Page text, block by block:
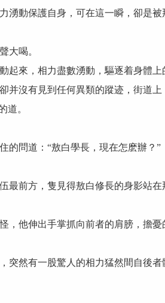
保護自身，可在這一瞬，卻是被
喝。
，相力盡數湧動，驅逐着身體上
有見到任何異類的蹤迹，街道上
。
問道：“敖白學長，現在怎麽辦？”
方，隻見得敖白修長的身影站在
他伸出手掌抓向前者的肩膀，擔憂
有一股驚人的相力猛然間自後者